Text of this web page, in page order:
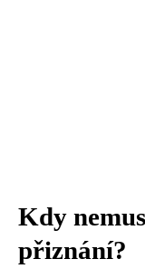
Kdy
přiznání?